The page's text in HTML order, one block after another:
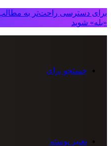
برای دسترسی راحت‌تر به مطالب
«بله» شوید
جستجو برای
تغییر پوسته